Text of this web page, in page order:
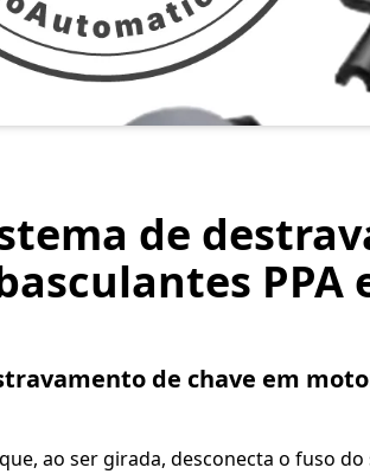
de
PPA
de chave em
ao ser girada, desconecta o fuso